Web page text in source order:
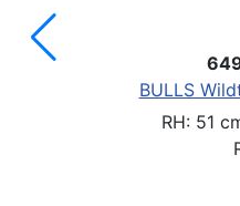
BULLS
RH: 51